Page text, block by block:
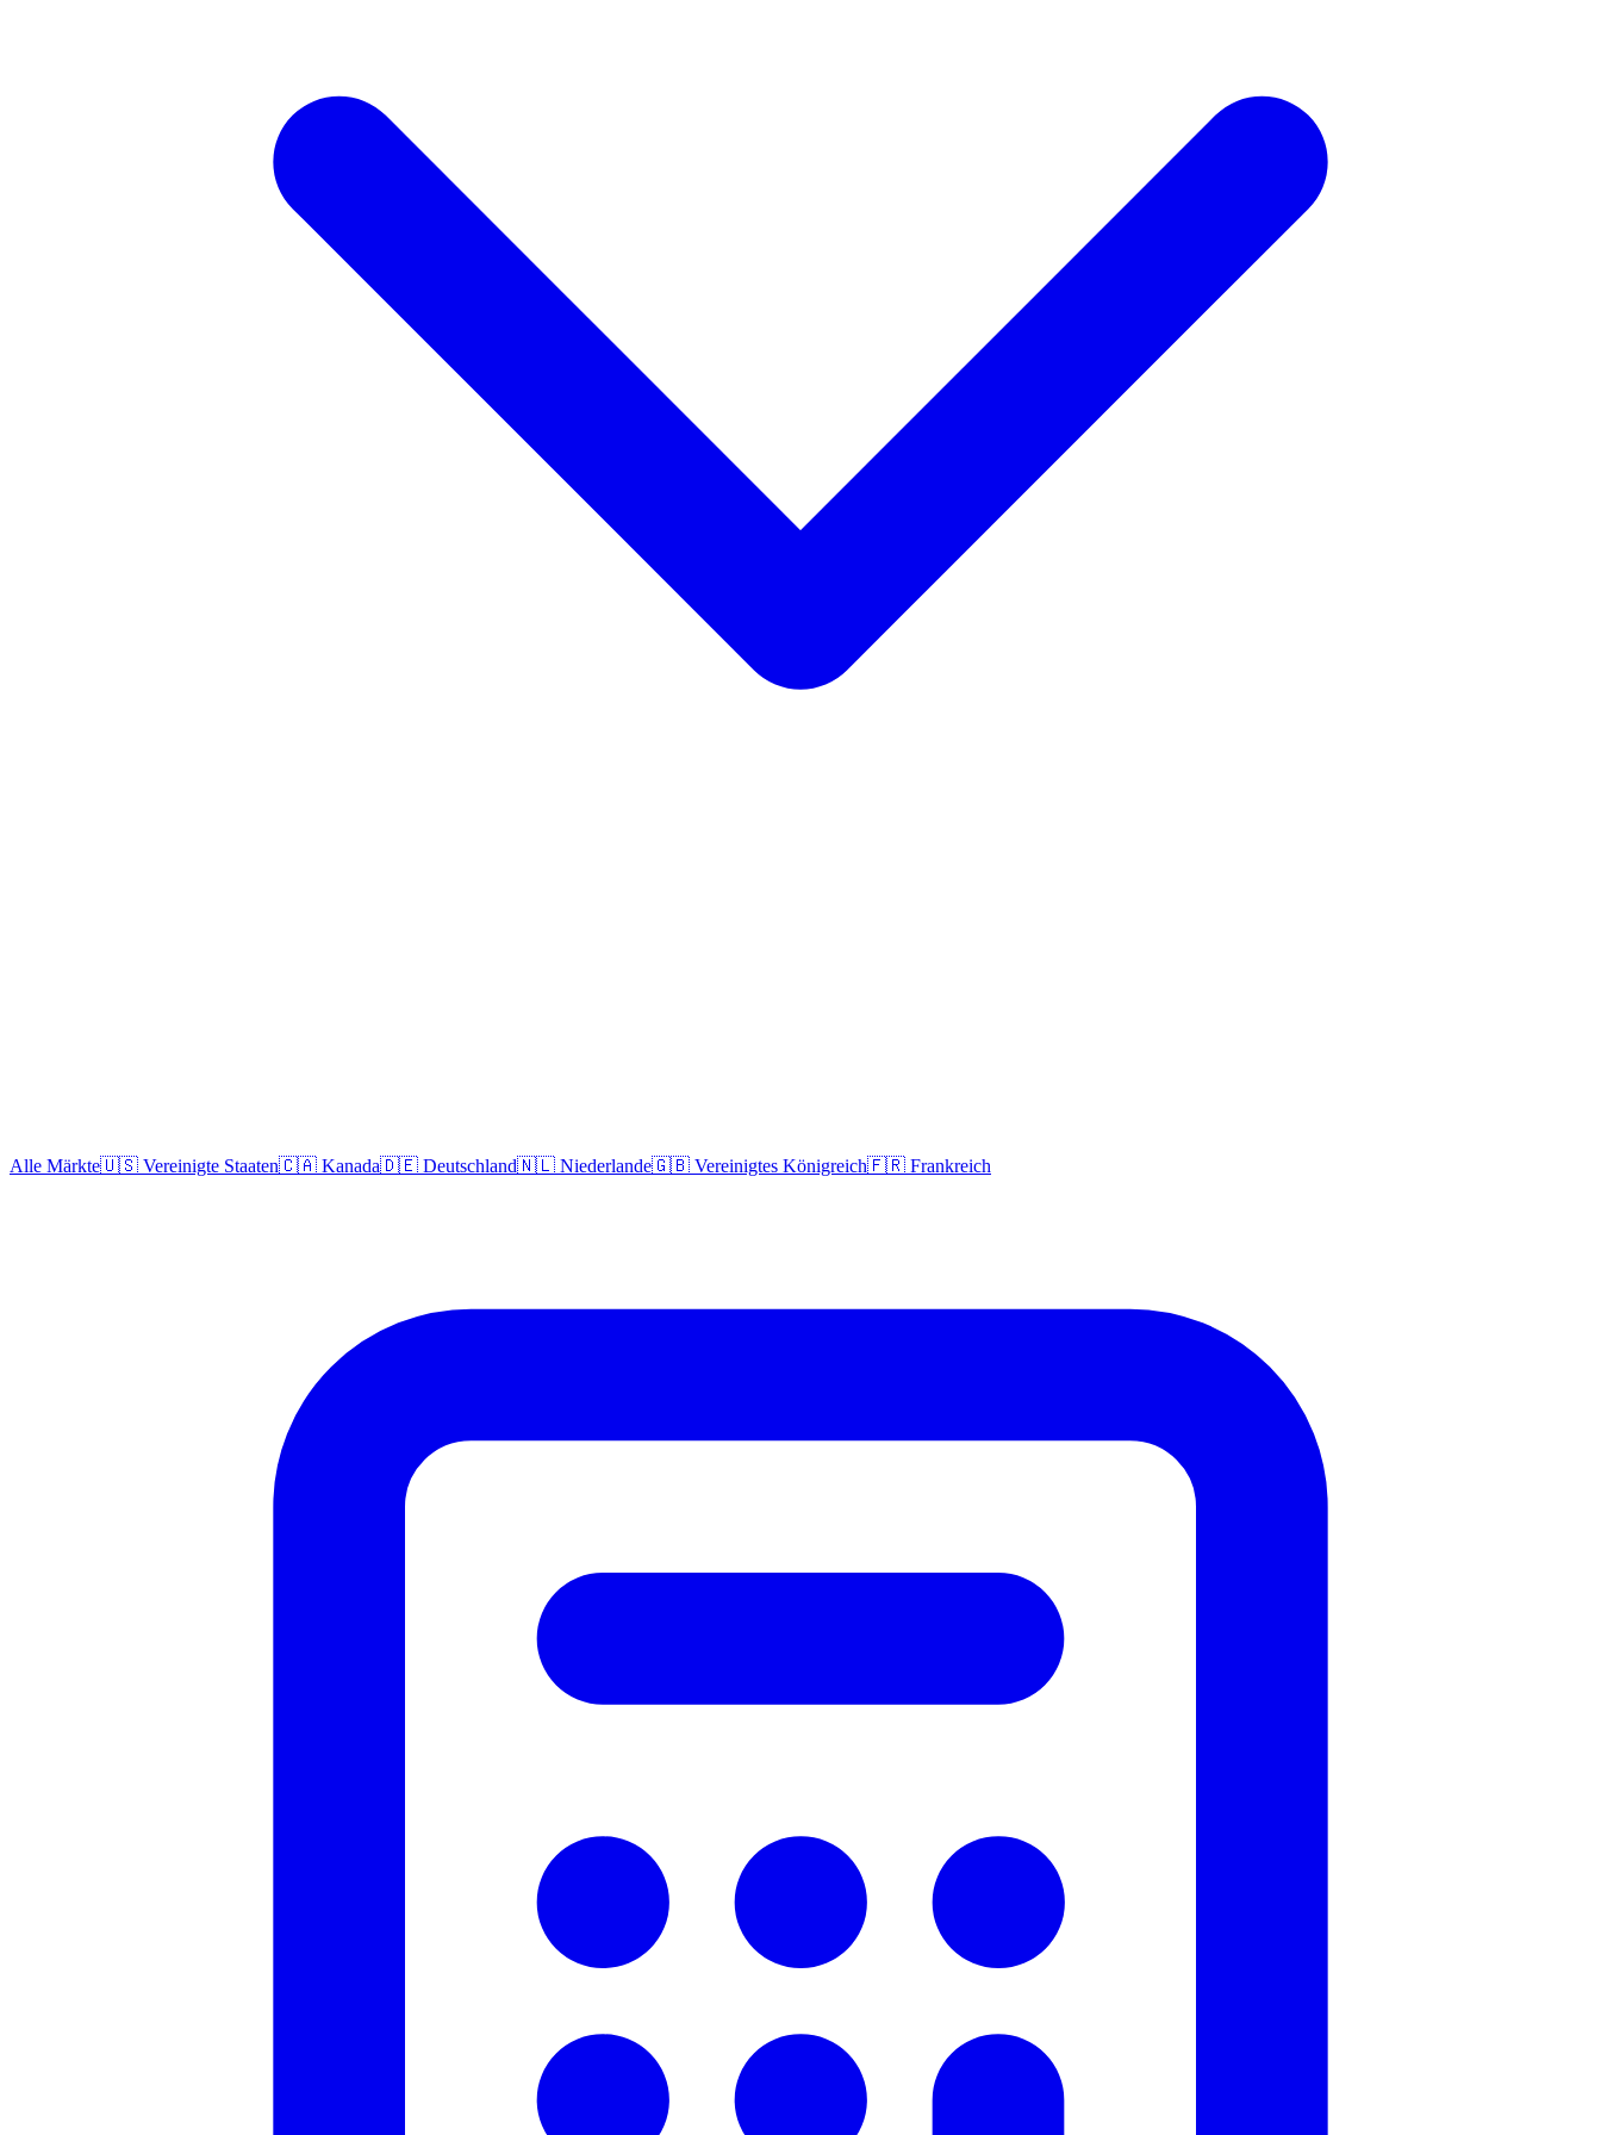
Alle Märkte🇺🇸 Vereinigte Staaten🇨🇦 Kanada🇩🇪 Deutschland🇳🇱 Niederlande🇬🇧 Vereinigtes Königreich🇫🇷 Frankreich